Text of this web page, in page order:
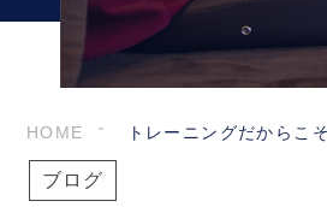
HOME トレーニングだからこ
ブログ